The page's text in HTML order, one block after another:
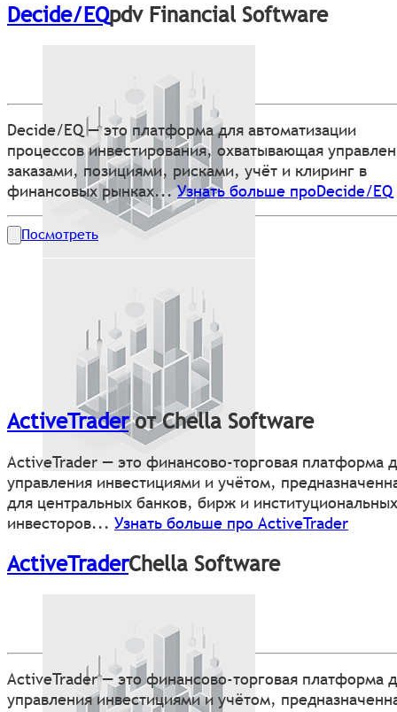
Decide/EQpdv Financial Software
Decide/EQ — это платформа для автоматизации
процессов инвестирования, охватывающая
заказами, позициями, рисками, учёт и клиринг в
финансовых рынках...Узнать больше проDecide/EQ
Посмотреть
ActiveTraderот Chella Software
ActiveTrader — это финансово-торговая платформа
управления инвестициями и учётом,
для центральных банков, бирж и институциональных
инвесторов... Узнать больше про ActiveTrader
ActiveTraderChella Software
ActiveTrader — это финансово-торговая платформа
управления инвестициями и учётом,